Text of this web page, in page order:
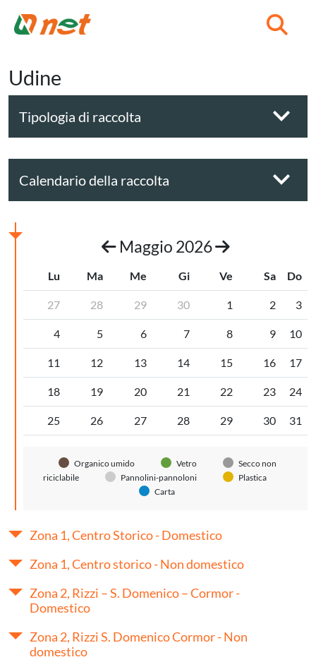
Udine
Tipologia di raccolta
Calendario della raccolta
Maggio 2026
Lu Ma Me Gi Ve Sa Do
27 28 29 30 1 2 3
4 5 6 7 8 9 10
11 12 13 14 15 16 17
18 19 20 21 22 23 24
25 26 27 28 29 30 31
Organico umido Vetro
Secco non
riciclabile
Pannolini-pannoloni
Plastica
Carta
Zona 1, Centro Storico - Domestico
Zona 1, Centro storico - Non domestico
Zona 2, Rizzi – S. Domenico – Cormor -
Domestico
Zona 2, Rizzi S. Domenico Cormor - Non
domestico